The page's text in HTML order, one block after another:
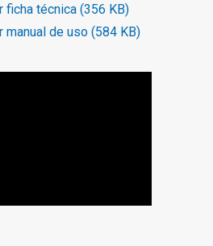
ficha técnica (356 KB)
manual de uso (584 KB)